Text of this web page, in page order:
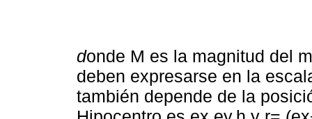
donde M es la magnitud del
deben expresarse en la
también depende de la